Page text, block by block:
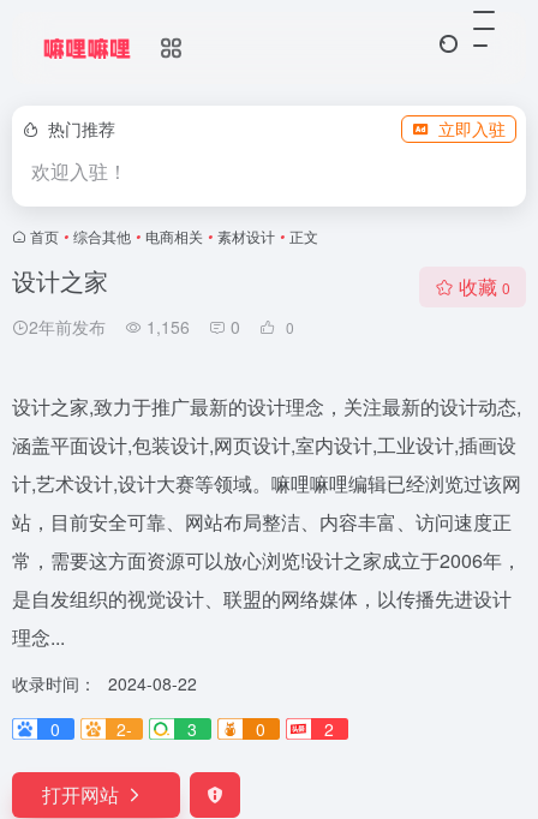
热门推荐 立即入驻
欢迎入驻！
首页 • 综合其他 • 电商相关 • 素材设计 • 正文
设计之家
2年前发布 1,156 0 0
收藏 0
设计之家,致力于推广最新的设计理念，关注最新的设计动态,
涵盖平面设计,包装设计,网页设计,室内设计,工业设计,插画设
计,艺术设计,设计大赛等领域。嘛哩嘛哩编辑已经浏览过该网
站，目前安全可靠、网站布局整洁、内容丰富、访问速度正
常，需要这方面资源可以放心浏览!设计之家成立于2006年，
是自发组织的视觉设计、联盟的网络媒体，以传播先进设计
理念...
收录时间：
2024-08-22
0
2- 3 0 2
打开网站